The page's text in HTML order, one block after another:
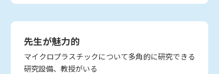
先生が魅力的
マイクロプラスチックについて多角的に研究できる
研究設備、教授がいる